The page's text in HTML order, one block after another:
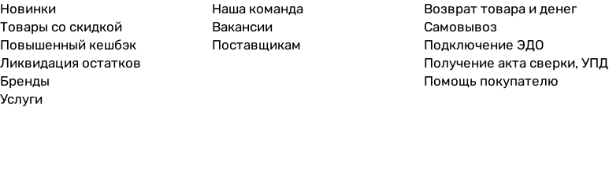
Новинки
Товары со скидкой
Повышенный кешбэк
Ликвидация остатков
Бренды
Услуги
Наша команда
Вакансии
Поставщикам
Возврат товара и денег
Самовывоз
Подключение ЭДО
Получение акта сверки, УПД
Помощь покупателю